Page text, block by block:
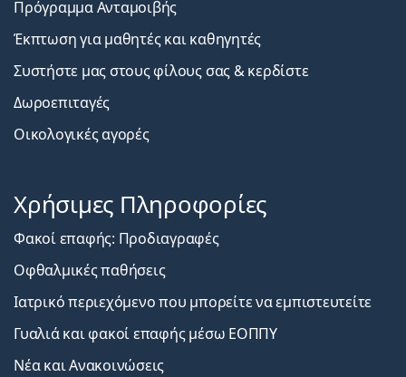
Πρόγραμμα Ανταμοιβής
Έκπτωση για μαθητές και καθηγητές
Συστήστε μας στους φίλους σας & κερδίστε
Δωροεπιταγές
Οικολογικές αγορές
Χρήσιμες Πληροφορίες
Φακοί επαφής: Προδιαγραφές
Οφθαλμικές παθήσεις
Ιατρικό περιεχόμενο που μπορείτε να εμπιστευτείτε
Γυαλιά και φακοί επαφής μέσω ΕΟΠΠΥ
Νέα και Ανακοινώσεις